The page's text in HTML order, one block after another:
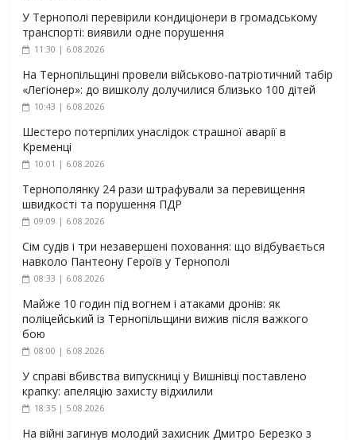
У Тернополі перевірили кондиціонери в громадському
транспорті: виявили одне порушення
11:30 | 6.08.2026
На Тернопільщині провели військово-патріотичний табір
«Легіонер»: до вишколу долучилися близько 100 дітей
10:43 | 6.08.2026
Шестеро потерпілих унаслідок страшної аварії в
Кременці
10:01 | 6.08.2026
Тернополянку 24 рази штрафували за перевищення
швидкості та порушення ПДР
09:09 | 6.08.2026
Сім судів і три незавершені поховання: що відбувається
навколо Пантеону Героїв у Тернополі
08:33 | 6.08.2026
Майже 10 годин під вогнем і атаками дронів: як
поліцейський із Тернопільщини вижив після важкого
бою
08:00 | 6.08.2026
У справі вбивства випускниці у Вишнівці поставлено
крапку: апеляцію захисту відхилили
18:35 | 5.08.2026
На війні загинув молодий захисник Дмитро Березко з